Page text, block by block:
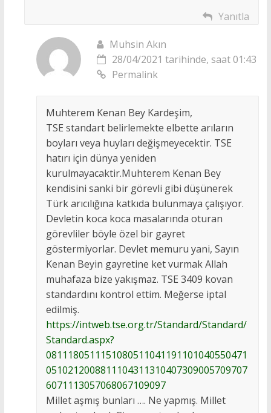
Yanıtla
Muhsin Akın
28/04/2021 tarihinde, saat 01:43
Permalink
Muhterem Kenan Bey Kardeşim,
TSE standart belirlemekte elbette arıların
boyları veya huyları değişmeyecektir. TSE
hatırı için dünya yeniden
kurulmayacaktir.Muhterem Kenan Bey
kendisini sanki bir görevli gibi düşünerek
Türk arıcılığına katkıda bulunmaya çalışıyor.
Devletin koca koca masalarında oturan
görevliler böyle özel bir gayret
göstermiyorlar. Devlet memuru yani, Sayın
Kenan Beyin gayretine ket vurmak Allah
muhafaza bize yakışmaz. TSE 3409 kovan
standardını kontrol ettim. Meğerse iptal
edilmiş.
https://intweb.tse.org.tr/Standard/Standard/
Standard.aspx?
0811180511151080511041191101040550471
0510212008811104311310407309005709707
6071113057068067109097
Millet aşmış bunları …. Ne yapmış. Millet